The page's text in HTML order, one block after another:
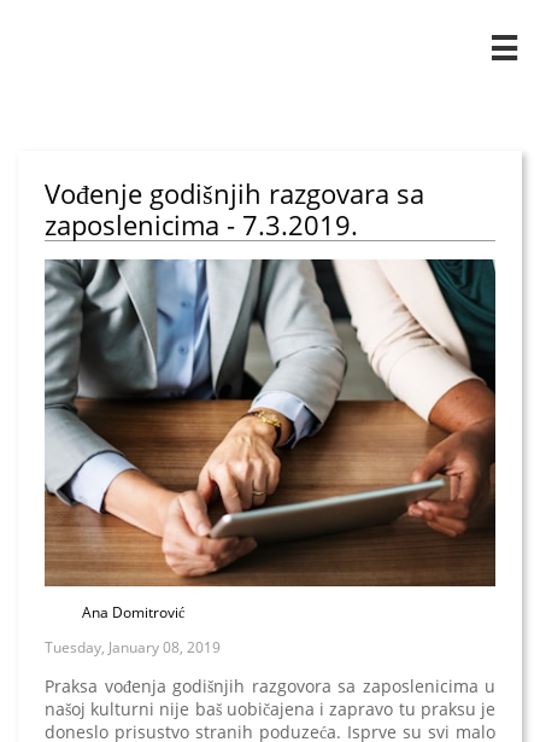

Vođenje godišnjih razgovara sa
zaposlenicima - 7.3.2019.
Ana Domitrović
Tuesday, January 08, 2019
Praksa vođenja godišnjih razgovora sa zaposlenicima u
našoj kulturni nije baš uobičajena i zapravo tu praksu je
doneslo prisustvo stranih poduzeća. Isprve su svi malo